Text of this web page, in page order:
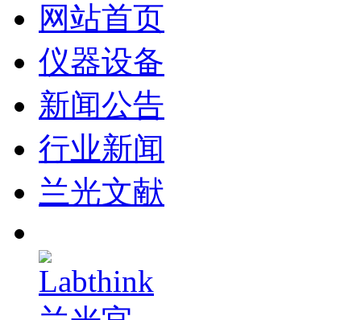
网站首页
仪器设备
新闻公告
行业新闻
兰光文献